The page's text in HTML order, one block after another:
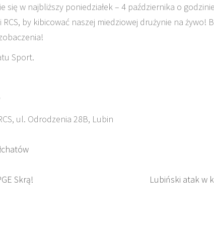
się w najbliższy poniedziałek – 4 października o
by kibicować naszej miedziowej drużynie na żywo!
Sport.
ul. Odrodzenia 28B, Lubin
Skrą! Lubiński atak w